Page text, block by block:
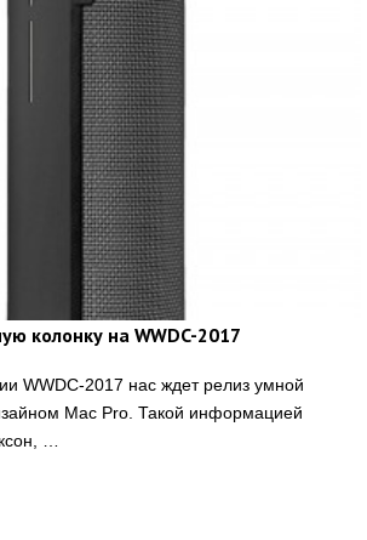
колонку на WWDC-2017
WWDC-2017 нас ждет релиз умной
Mac Pro. Такой информацией
…